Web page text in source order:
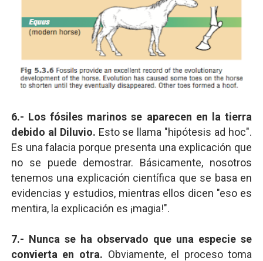
6.- Los fósiles marinos se aparecen en la tierra
debido al Diluvio. Esto se llama "hipótesis ad hoc".
Es una falacia porque presenta una explicación que
no se puede demostrar. Básicamente, nosotros
tenemos una explicación científica que se basa en
evidencias y estudios, mientras ellos dicen "eso es
mentira, la explicación es ¡magia!".
7.- Nunca se ha observado que una especie se
convierta en otra. Obviamente, el proceso toma